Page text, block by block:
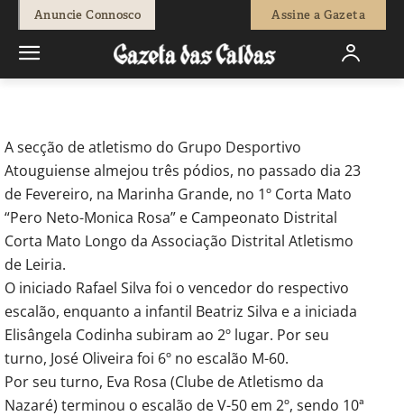
Anuncie Connosco Assine a Gazeta
Joaquim Paulo - 882 0
A secção de atletismo do Grupo Desportivo
Atouguiense almejou três pódios, no passado dia 23
de Fevereiro, na Marinha Grande, no 1º Corta Mato
“Pero Neto-Monica Rosa” e Campeonato Distrital
Corta Mato Longo da Associação Distrital Atletismo
de Leiria.
O iniciado Rafael Silva foi o vencedor do respectivo
escalão, enquanto a infantil Beatriz Silva e a iniciada
Elisângela Codinha subiram ao 2º lugar. Por seu
turno, José Oliveira foi 6º no escalão M-60.
Por seu turno, Eva Rosa (Clube de Atletismo da
Nazaré) terminou o escalão de V-50 em 2º, sendo 10ª